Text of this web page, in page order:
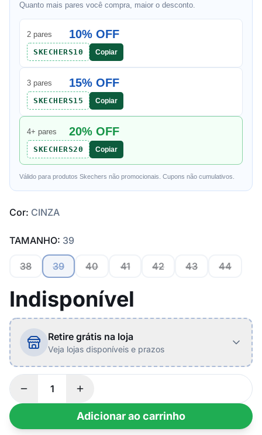
Quanto mais pares você compra, maior o desconto.
2 pares 10% OFF
SKECHERS10 Copiar
3 pares 15% OFF
SKECHERS15 Copiar
4+ pares 20% OFF
SKECHERS20 Copiar
Válido para produtos Skechers não promocionais. Cupons não cumulativos.
Cor: CINZA
TAMANHO: 39
38 39 40 41 42 43 44
Indisponível
Retire grátis na loja
Veja lojas disponíveis e prazos
Adicionar ao carrinho